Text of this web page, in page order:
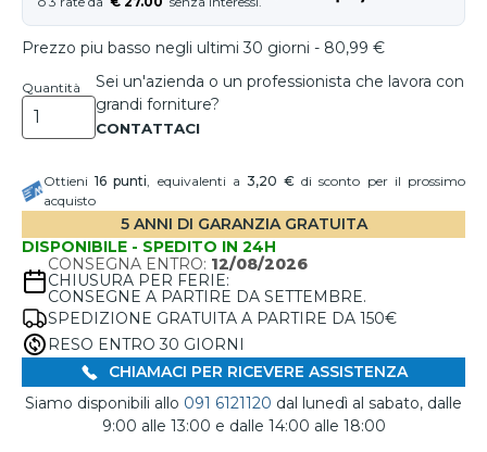
Prezzo piu basso negli ultimi 30 giorni - 80,99 €
Quantità
Sei un'azienda o un professionista che lavora con
grandi forniture?
Ottieni16 punti, equivalenti a 3,20 € di sconto per il prossimo
acquisto
5 ANNI DI GARANZIA GRATUITA
DISPONIBILE - SPEDITO IN 24H
CONSEGNA ENTRO: 12/08/2026
CHIUSURA PER FERIE:
CONSEGNE A PARTIRE DA SETTEMBRE.
SPEDIZIONE GRATUITA A PARTIRE DA 150€
RESO ENTRO 30 GIORNI
CHIAMACI PER RICEVERE ASSISTENZA
Siamo disponibili allo 091 6121120 dal lunedì al sabato, dalle
9:00 alle 13:00 e dalle 14:00 alle 18:00